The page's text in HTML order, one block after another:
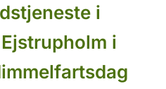
i
i